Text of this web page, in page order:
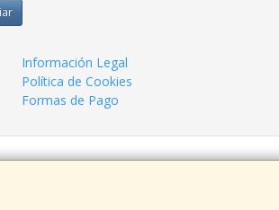
Información Legal
Política de Cookies
Formas de Pago